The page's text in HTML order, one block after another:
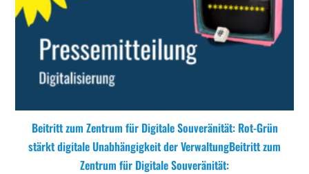
Beitritt zum Zentrum für Digitale Souveränität: Rot-Grün
stärkt digitale Unabhängigkeit der VerwaltungBeitritt zum
Zentrum für Digitale Souveränität: